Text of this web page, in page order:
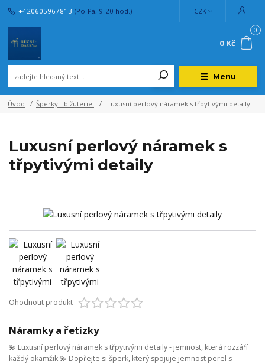
Menu
CZK
+420605967813 (Po-Pá, 9-20 hod.)
0
0 Kč
Úvod Šperky - bižuterie Luxusní perlový náramek s třpytivými detaily
Luxusní perlový náramek s
třpytivými detaily
Ohodnotit produkt
Náramky a řetízky
💫 Luxusní perlový náramek s třpytivými detaily - jemnost, která rozzáří
každý okamžik 💫 Dopřejte si šperk, který spojuje jemnost perel s